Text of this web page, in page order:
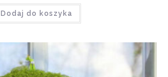
Dodaj do koszyka